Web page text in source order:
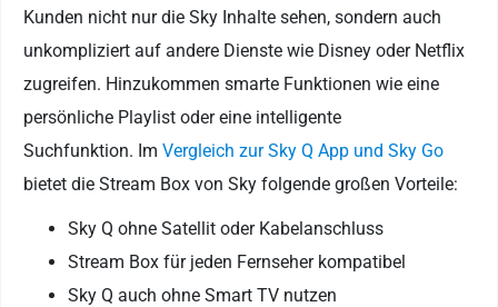
Kunden nicht nur die Sky Inhalte sehen, sondern auch
unkompliziert auf andere Dienste wie Disney oder Netflix
zugreifen. Hinzukommen smarte Funktionen wie eine
persönliche Playlist oder eine intelligente
Suchfunktion. Im Vergleich zur Sky Q App und Sky Go
bietet die Stream Box von Sky folgende großen Vorteile:
Sky Q ohne Satellit oder Kabelanschluss
Stream Box für jeden Fernseher kompatibel
Sky Q auch ohne Smart TV nutzen